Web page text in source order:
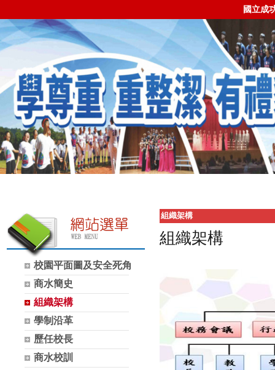
國立成
校園平面圖及安全死角
商水簡史
組織架構
學制沿革
歷任校長
商水校訓
組織架構
組織架構